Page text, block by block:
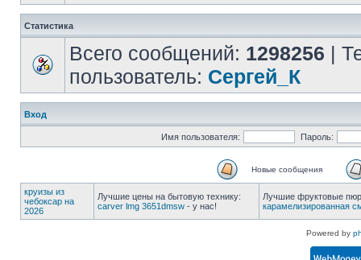
Статистика
Всего сообщений: 1298256 |
пользователь: Сергей_К
Вход
Имя пользователя: Пароль:
Новые сообщения
круизы из
чебоксар на
2026
Лучшие цены на бытовую технику:
carver lmg 3651dmsw - у нас!
Лучшие фруктовые
карамелизированная
Powered by